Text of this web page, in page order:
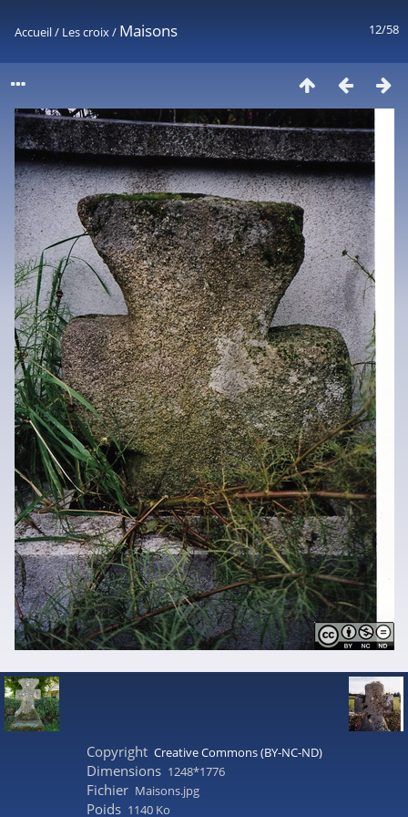
12/58
Accueil/ Les croix/ Maisons
Copyright Creative Commons (BY-NC-ND)
Dimensions 1248*1776
Fichier Maisons.jpg
Poids 1140 Ko